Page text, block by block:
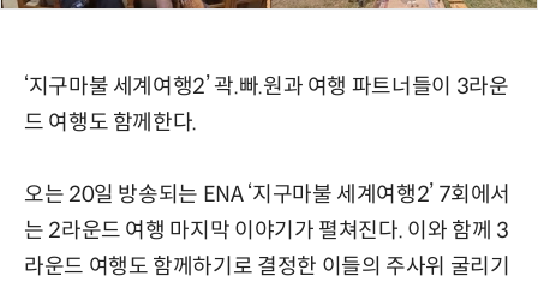
‘지구마불 세계여행2’ 곽.빠.원과 여행 파트너들이 3라운
드 여행도 함께한다.
오는 20일 방송되는 ENA ‘지구마불 세계여행2’ 7회에서
는 2라운드 여행 마지막 이야기가 펼쳐진다. 이와 함께 3
라운드 여행도 함께하기로 결정한 이들의 주사위 굴리기